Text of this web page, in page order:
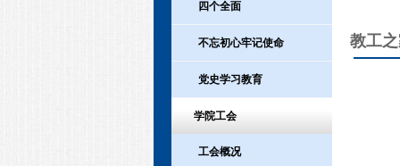
四个全面
不忘初心牢记使命
党史学习教育
学院工会
工会概况
教工